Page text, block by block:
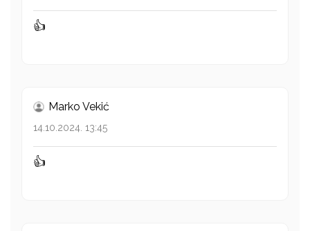
👍
Marko Vekić
14.10.2024. 13:45
👍